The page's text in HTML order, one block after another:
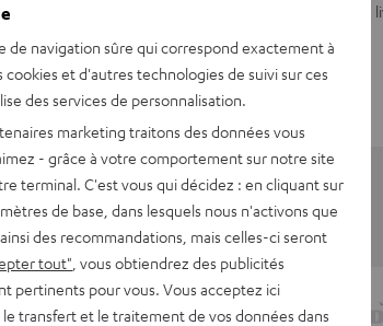
Pieds de support non compris dans le contenu de
de navigation sûre qui correspond exactement à
et d'autres technologies de suivi sur ces
des services de personnalisation.
marketing traitons des données vous
- grâce à votre comportement sur notre site
terminal. C'est vous qui décidez : en cliquant sur
de base, dans lesquels nous n'activons que
des recommandations, mais celles-ci seront
tout" , vous obtiendrez des publicités
pertinents pour vous. Vous acceptez ici
transfert et le traitement de vos données dans